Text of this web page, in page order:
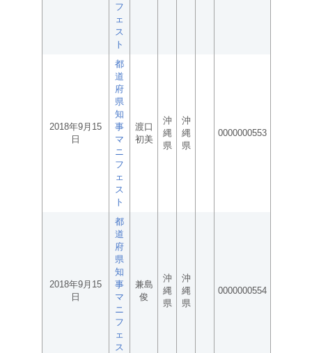
フ
ェ
ス
ト
2018年9月15
日
都
道
府
県
知
事
マ
ニ
フ
ェ
ス
ト
渡口
初美
沖
縄
県
沖
縄
県
0000000553
2018年9月15
日
都
道
府
県
知
事
マ
ニ
フ
ェ
ス
兼島
俊
沖
縄
県
沖
縄
県
0000000554